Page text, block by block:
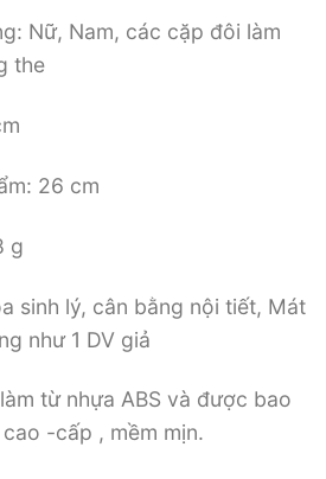
Nữ, Nam, các cặp đôi làm
the
26 cm
g
sinh lý, cân bằng nội tiết, Mát
như 1 DV giả
từ nhựa ABS và được bao
-cấp , mềm mịn.